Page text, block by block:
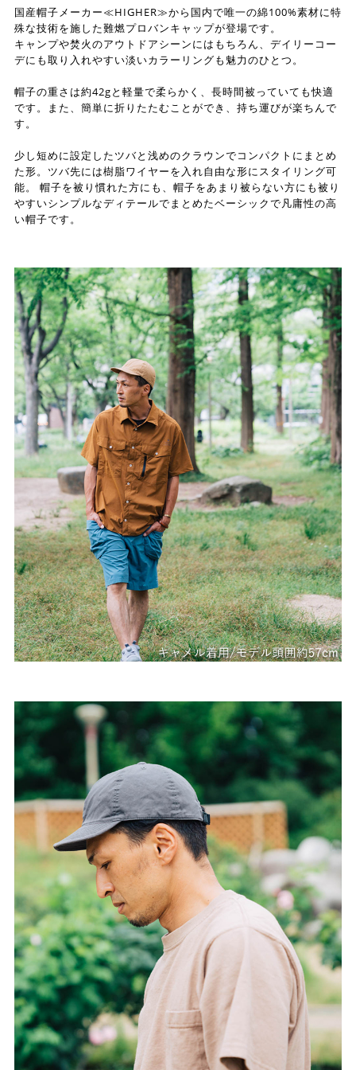
国産帽子メーカー≪HIGHER≫から国内で唯一の綿100%素材に特
殊な技術を施した難燃プロバンキャップが登場です。
キャンプや焚火のアウトドアシーンにはもちろん、デイリーコー
デにも取り入れやすい淡いカラーリングも魅力のひとつ。
帽子の重さは約42gと軽量で柔らかく、長時間被っていても快適
です。また、簡単に折りたたむことができ、持ち運びが楽ちんで
す。
少し短めに設定したツバと浅めのクラウンでコンパクトにまとめ
た形。ツバ先には樹脂ワイヤーを入れ自由な形にスタイリング可
能。 帽子を被り慣れた方にも、帽子をあまり被らない方にも被り
やすいシンプルなディテールでまとめたベーシックで凡庸性の高
い帽子です。